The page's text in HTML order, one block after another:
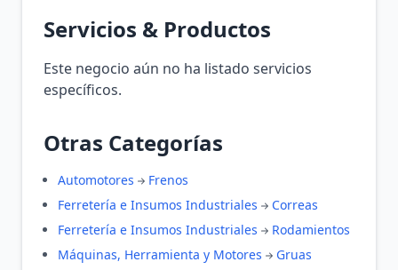
Servicios & Productos
Este negocio aún no ha listado servicios
específicos.
Otras Categorías
Automotores
Frenos
Ferretería e Insumos Industriales
Correas
Ferretería e Insumos Industriales
Rodamientos
Máquinas, Herramienta y Motores
Gruas